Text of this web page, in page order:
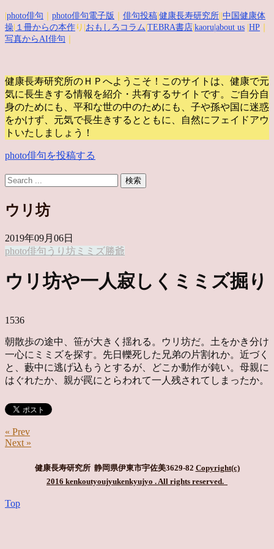
photo俳句 photo俳句電子版 俳句投稿 健康長寿研究所 中国健康体
操 １冊からの本作 り| おもしろコラム TEBRA書店 kaoru |about us HP
写真からAI俳句
健康長寿研究所のＨＰへようこそ！このサイトは、健康で元
気に長生きする情報を紹介・共有するサイトです。
ご自分自
身のためにも、平和な世の中のためにも、子や孫や国に迷惑
をかけず、元気で長生きするとともに、自然にフェイドアウ
トいたしましょう！
photo俳句を投稿する
ウリ坊
2019年09月06日
photo俳句 うり坊 ミミズ勝爺
ウリ坊や一人寂しくミミズ掘り
1536
朝散歩の途中、笹が大きく揺れる。ウリ坊だ。土をかき分け
一心にミミズを探す。先日轢死した兄弟の片割れか。近づく
と、藪中に逃げ込もうとするが、どこか動作が鈍い。母親に
はぐれたか、親が罠にとらわれて一人残されてしまったか。
« Prev
Next »
健康長寿研究所 静岡県伊東市宇佐美3629-82 Copyright(c)
2016 kenkoutyoujyukenkyujyo . All rights reserved.
Top